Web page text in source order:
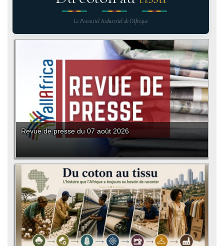
Le Potentiel Industriel de l'Afrique
Revue de presse du 07 août 2026